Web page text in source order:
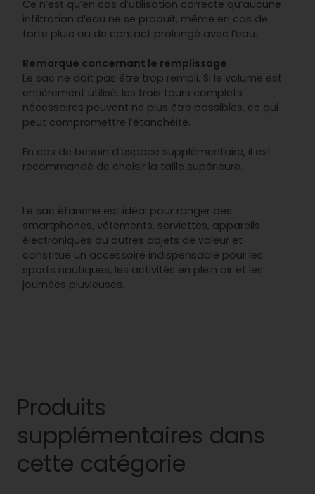
Ce n’est qu’en cas d’utilisation correcte qu’aucune
infiltration d’eau ne se produit, même en cas de
forte pluie ou de contact prolongé avec l’eau.
Remarque concernant le remplissage
Le sac ne doit pas être trop rempli. Si le volume est
entièrement utilisé, les trois tours complets
nécessaires peuvent ne plus être possibles, ce qui
peut compromettre l’étanchéité.
En cas de besoin d’espace supplémentaire, il est
recommandé de choisir la taille supérieure.
Le sac étanche est idéal pour ranger des
smartphones, vêtements, serviettes, appareils
électroniques ou autres objets de valeur et
constitue un accessoire indispensable pour les
sports nautiques, les activités en plein air et les
journées pluvieuses.
Produits
supplémentaires dans
cette catégorie